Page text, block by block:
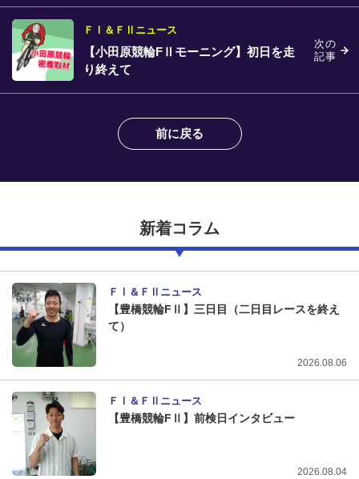
次の
記事
ＦⅠ＆ＦⅡニュース
【小田原競輪FⅡモーニング】初日を走
り終えて
前に戻る
新着コラム
ＦⅠ＆ＦⅡニュース
【豊橋競輪FⅡ】三日目（二日目レースを終え
て）
2026.08.06
ＦⅠ＆ＦⅡニュース
【豊橋競輪FⅡ】前検日インタビュー
2026.08.04